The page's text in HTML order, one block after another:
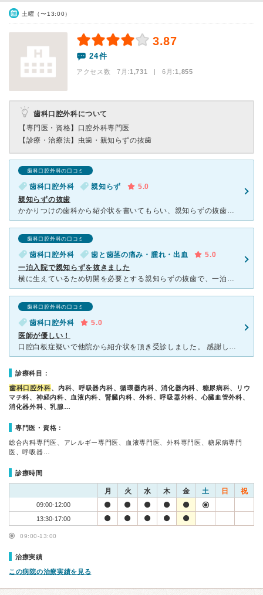
土曜（〜13:00）
3.87
24件
アクセス数 7月:1,731 | 6月:1,855
歯科口腔外科について
【専門医・資格】 口腔外科専門医
【診療・治療法】 虫歯・親知らずの抜歯
歯科口腔外科の口コミ
歯科口腔外科 親知らず
5.0
親知らずの抜歯
かかりつけの歯科から紹介状を書いてもらい、親知らずの抜歯の為に受診しました。 受付や会計の方が丁寧で安心しました。 歯科の先生から、親知らず抜歯についてリスクやメリット、デメリットについて詳細に説
歯科口腔外科の口コミ
歯科口腔外科 歯と歯茎の痛み・腫れ・出血
5.0
一泊入院で親知らずを抜きました
横に生えているため切開を必要とする親知らずの抜歯で、一泊入院しました。 ご飯もおいしかったですし、とても快適でした。 親知らずは、とてもとても不安でしたが先生はとても優しく、痛みもほとんど感じない
歯科口腔外科の口コミ
歯科口腔外科
5.0
医師が優しい！
口腔白板症疑いで他院から紹介状を頂き受診しました。 感謝しています。 医師、スタッフの対応がとても良く、病院嫌いの私でも通えております。 心配性な私のしつこい質問攻撃にも嫌な顔一つせずに対応して
診療科目：
歯科口腔外科、内科、呼吸器内科、循環器内科、消化器内科、糖尿病科、リウ
マチ科、神経内科、血液内科、腎臓内科、外科、呼吸器外科、心臓血管外科、
消化器外科、乳腺…
専門医・資格：
総合内科専門医、アレルギー専門医、血液専門医、外科専門医、糖尿病専門
医、呼吸器…
診療時間
月 火 水 木 金 土 日 祝
09:00-12:00
13:30-17:00
09:00-13:00
治療実績
この病院の治療実績を見る